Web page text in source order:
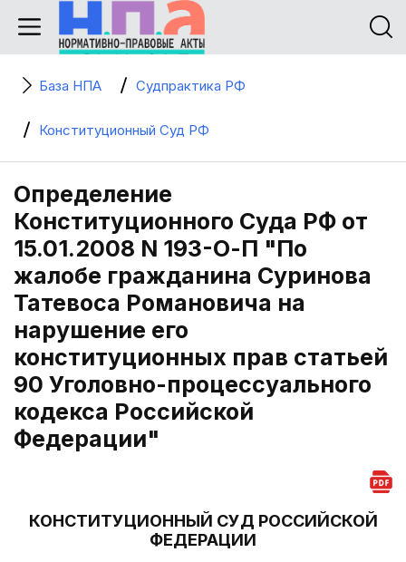
База НПА Судпрактика РФ
Конституционный Суд РФ
Определение
Конституционного Суда РФ от
15.01.2008 N 193-О-П "По
жалобе гражданина Суринова
Татевоса Романовича на
нарушение его
конституционных прав статьей
90 Уголовно-процессуального
кодекса Российской
Федерации"
КОНСТИТУЦИОННЫЙ СУД РОССИЙСКОЙ
ФЕДЕРАЦИИ